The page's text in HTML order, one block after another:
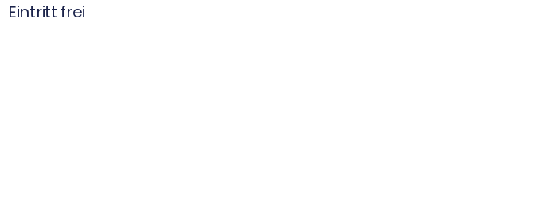
Eintritt frei